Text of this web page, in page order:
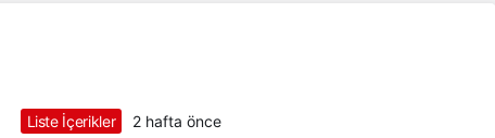
Liste İçerikler 2 hafta önce